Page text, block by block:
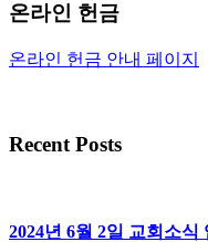
온라인 헌금
온라인 헌금 안내 페이지
Recent Posts
2024년 6월 2일 교회소식